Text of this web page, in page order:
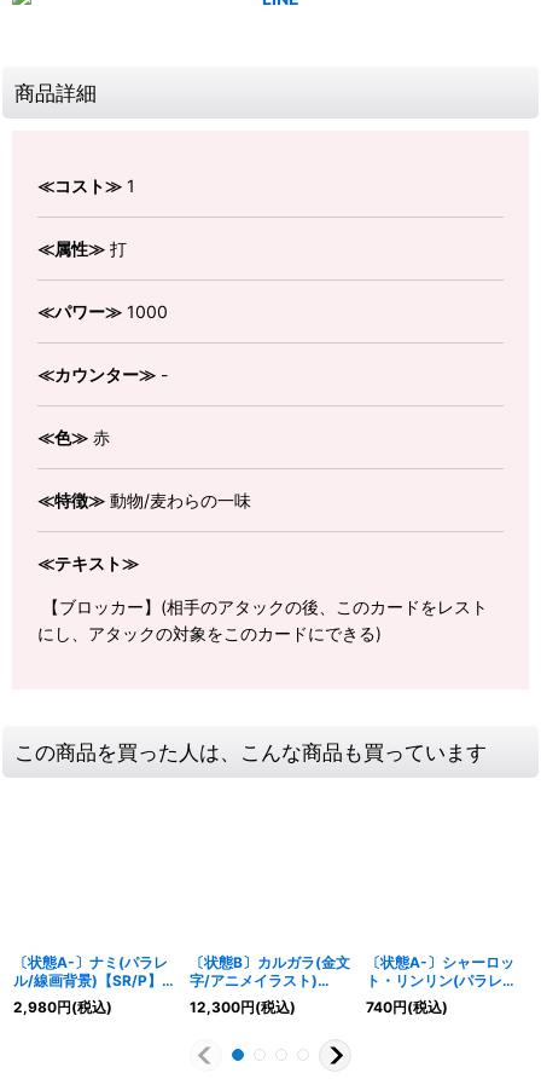
商品詳細
≪コスト≫ 1
≪属性≫ 打
≪パワー≫ 1000
≪カウンター≫ -
≪色≫ 赤
≪特徴≫ 動物/麦わらの一味
≪テキスト≫
【ブロッカー】(相手のアタックの後、このカードをレスト
にし、アタックの対象をこのカードにできる)
この商品を買った人は、こんな商品も買っています
〔状態A-〕ナミ(パラレ
ル/線画背景)【SR/P】
{OP02-036}
2,980円(税込)
〔状態B〕カルガラ(金文
字/アニメイラスト)
【L】{OP08-098}
12,300円(税込)
〔状態A-〕シャーロッ
ト・リンリン(パラレ
ル/illust:Hayaken-
sarena)【SR/P】
740円(税込)